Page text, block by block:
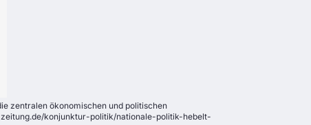
zentralen ökonomischen und politischen
konjunktur-politik/nationale-politik-hebelt-